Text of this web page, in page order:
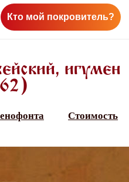
Кто мой покровитель?
игумен
Стоимость